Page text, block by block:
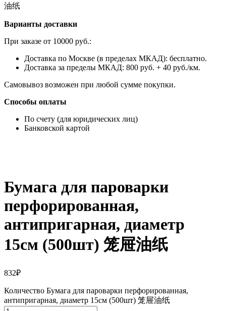
油纸
Варианты доставки
При заказе от 10000 руб.:
Доставка по Москве (в пределах МКАД): бесплатно.
Доставка за пределы МКАД: 800 руб. + 40 руб./км.
Самовывоз возможен при любой сумме покупки.
Способы оплаты
По счету (для юридических лиц)
Банковской картой
Бумага для пароварки
перфорированная,
антипригарная, диаметр
15см (500шт) 笼屉油纸
832₽
Количество Бумага для пароварки перфорированная,
антипригарная, диаметр 15см (500шт) 笼屉油纸